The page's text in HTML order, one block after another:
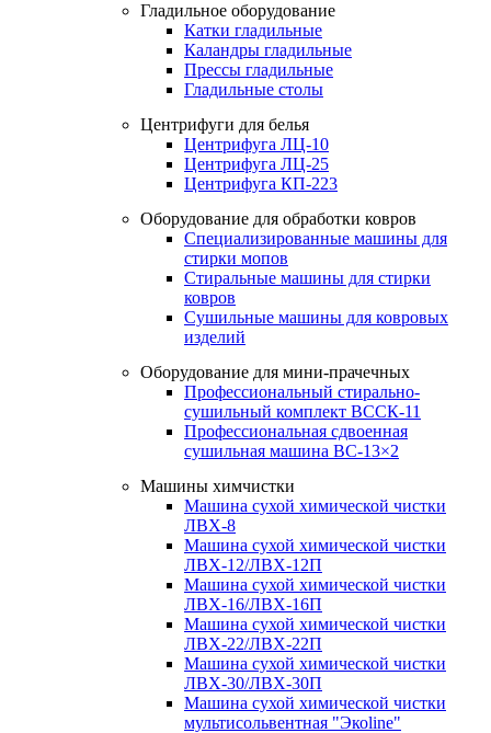
Гладильное оборудование
Катки гладильные
Каландры гладильные
Прессы гладильные
Гладильные столы
Центрифуги для белья
Центрифуга ЛЦ-10
Центрифуга ЛЦ-25
Центрифуга КП-223
Оборудование для обработки ковров
Специализированные машины для
стирки мопов
Стиральные машины для стирки
ковров
Сушильные машины для ковровых
изделий
Оборудование для мини-прачечных
Профессиональный стирально-
сушильный комплект ВССК-11
Профессиональная сдвоенная
сушильная машина ВС-13×2
Машины химчистки
Машина сухой химической чистки
ЛВХ-8
Машина сухой химической чистки
ЛВХ-12/ЛВХ-12П
Машина сухой химической чистки
ЛВХ-16/ЛВХ-16П
Машина сухой химической чистки
ЛВХ-22/ЛВХ-22П
Машина сухой химической чистки
ЛВХ-30/ЛВХ-30П
Машина сухой химической чистки
мультисольвентная "Экоline"